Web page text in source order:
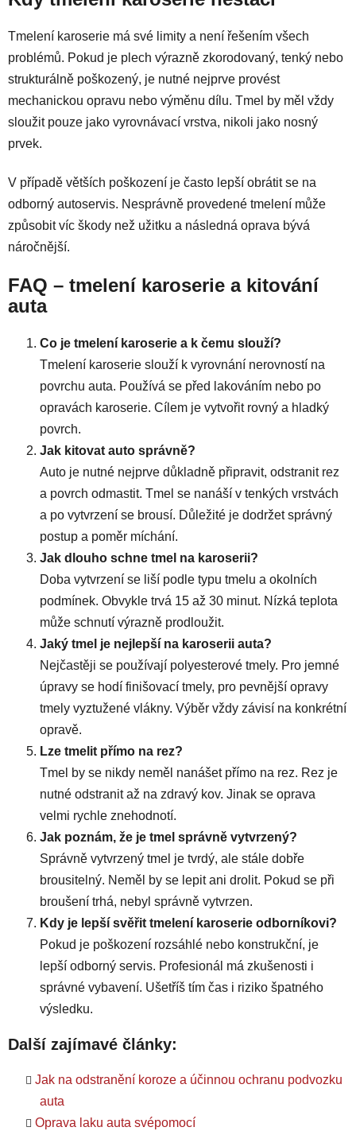
Tmelení karoserie má své limity a není řešením všech
problémů. Pokud je plech výrazně zkorodovaný, tenký nebo
strukturálně poškozený, je nutné nejprve provést
mechanickou opravu nebo výměnu dílu. Tmel by měl vždy
sloužit pouze jako vyrovnávací vrstva, nikoli jako nosný
prvek.
V případě větších poškození je často lepší obrátit se na
odborný autoservis. Nesprávně provedené tmelení může
způsobit víc škody než užitku a následná oprava bývá
náročnější.
FAQ – tmelení karoserie a kitování
auta
Co je tmelení karoserie a k čemu slouží?
Tmelení karoserie slouží k vyrovnání nerovností na
povrchu auta. Používá se před lakováním nebo po
opravách karoserie. Cílem je vytvořit rovný a hladký
povrch.
Jak kitovat auto správně?
Auto je nutné nejprve důkladně připravit, odstranit rez
a povrch odmastit. Tmel se nanáší v tenkých vrstvách
a po vytvrzení se brousí. Důležité je dodržet správný
postup a poměr míchání.
Jak dlouho schne tmel na karoserii?
Doba vytvrzení se liší podle typu tmelu a okolních
podmínek. Obvykle trvá 15 až 30 minut. Nízká teplota
může schnutí výrazně prodloužit.
Jaký tmel je nejlepší na karoserii auta?
Nejčastěji se používají polyesterové tmely. Pro jemné
úpravy se hodí finišovací tmely, pro pevnější opravy
tmely vyztužené vlákny. Výběr vždy závisí na konkrétní
opravě.
Lze tmelit přímo na rez?
Tmel by se nikdy neměl nanášet přímo na rez. Rez je
nutné odstranit až na zdravý kov. Jinak se oprava
velmi rychle znehodnotí.
Jak poznám, že je tmel správně vytvrzený?
Správně vytvrzený tmel je tvrdý, ale stále dobře
brousitelný. Neměl by se lepit ani drolit. Pokud se při
broušení trhá, nebyl správně vytvrzen.
Kdy je lepší svěřit tmelení karoserie odborníkovi?
Pokud je poškození rozsáhlé nebo konstrukční, je
lepší odborný servis. Profesionál má zkušenosti i
správné vybavení. Ušetříš tím čas i riziko špatného
výsledku.
Další zajímavé články:
Jak na odstranění koroze a účinnou ochranu podvozku
auta
Oprava laku auta svépomocí